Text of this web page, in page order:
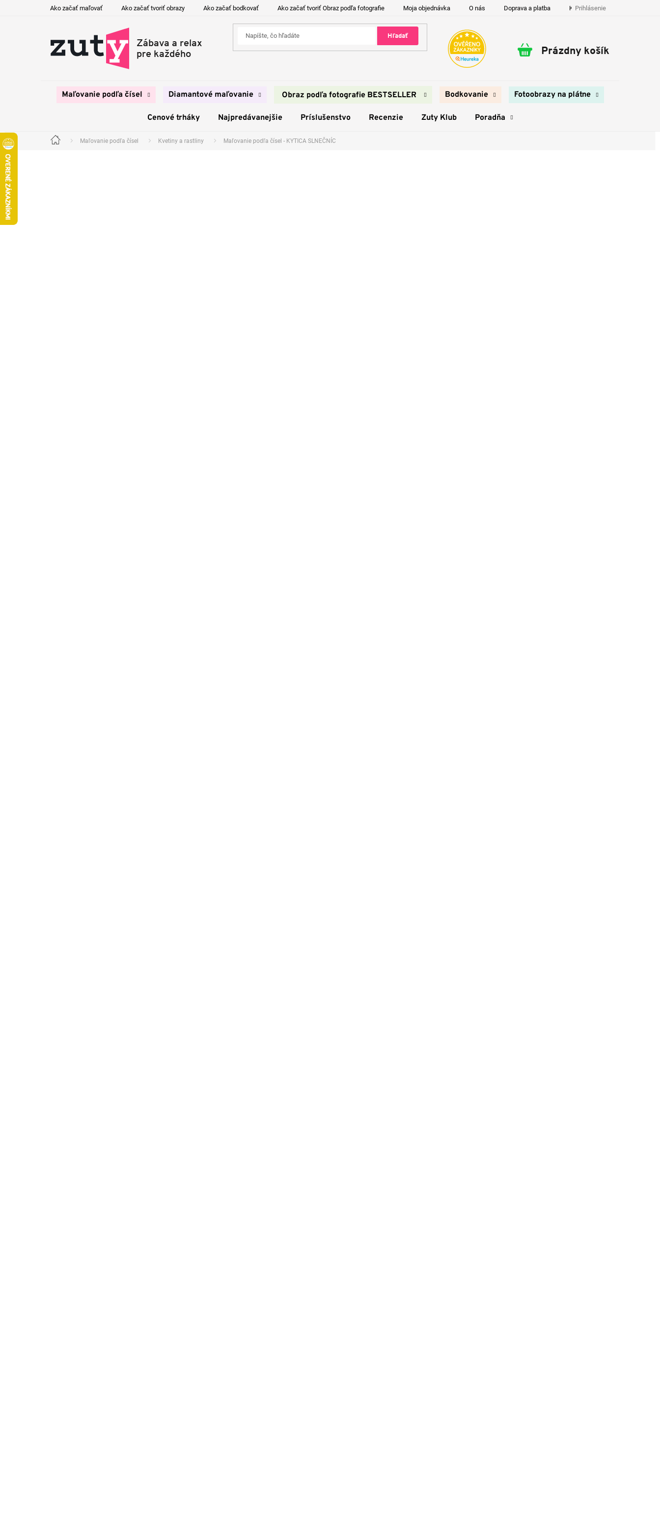
Ako začať maľovať Ako začať tvoriť obrazy Ako začať bodkovať Ako začať tvoriť Obraz podľa fotografie Moja objednávka O nás Doprava a platba Kontakty
Prihlásenie
Hľadať
Nákupný
Prázdny košík
Maľovanie podľa čísel Diamantové maľovanie Obraz podľa fotografie BESTSELLER Bodkovanie Fotoobrazy na plátne
Cenové trháky Najpredávanejšie Príslušenstvo Recenzie Zuty Klub Poradňa
Domov Maľovanie podľa čísel Kvetiny a rastliny Maľovanie podľa čísel - KYTICA SLNEČNÍC